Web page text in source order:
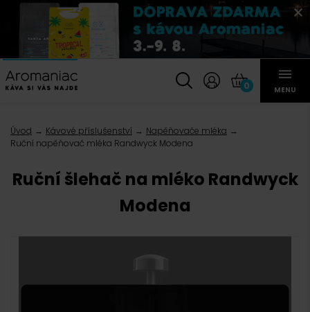
0 MENU
Úvod Kávové příslušenství
Napěňovače mléka
Ruční napěňovač mléka Randwyck Modena
Ruční šlehač na mléko Randwyck
Modena